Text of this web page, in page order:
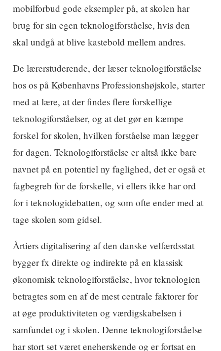
mobilforbud gode eksempler på, at skolen har
brug for sin egen teknologiforståelse, hvis den
skal undgå at blive kastebold mellem andres.
De lærerstuderende, der læser teknologiforståelse
hos os på Københavns Professionshøjskole, starter
med at lære, at der findes flere forskellige
teknologiforståelser, og at det gør en kæmpe
forskel for skolen, hvilken forståelse man lægger
for dagen. Teknologiforståelse er altså ikke bare
navnet på en potentiel ny faglighed, det er også et
fagbegreb for de forskelle, vi ellers ikke har ord
for i teknologidebatten, og som ofte ender med at
tage skolen som gidsel.
Årtiers digitalisering af den danske velfærdsstat
bygger fx direkte og indirekte på en klassisk
økonomisk teknologiforståelse, hvor teknologien
betragtes som en af de mest centrale faktorer for
at øge produktiviteten og værdigskabelsen i
samfundet og i skolen. Denne teknologiforståelse
har stort set været eneherskende og er fortsat en